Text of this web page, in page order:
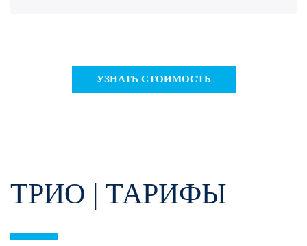
УЗНАТЬ СТОИМОСТЬ
ТРИО | ТАРИФЫ